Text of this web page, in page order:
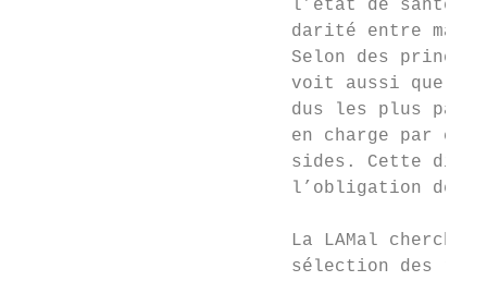
l’état de santé
darité entre
Selon des
voit aussi que
dus les plus
en charge par
sides. Cette
l’obligation de
La LAMal cherche
sélection des